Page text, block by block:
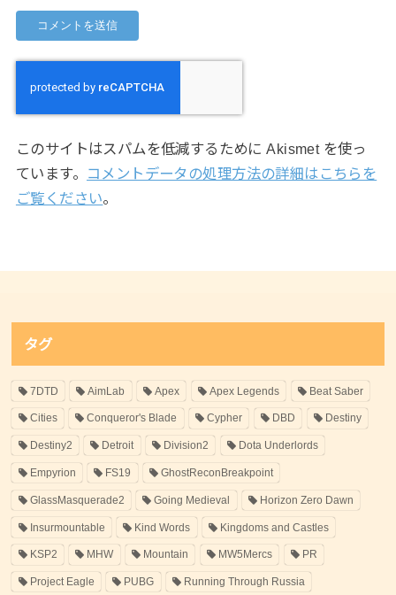
このサイトはスパムを低減するために Akismet を使っ
ています。
コメントデータの処理方法の詳細はこちらを
ご覧ください。
タグ
7DTD AimLab Apex Apex Legends Beat Saber
Cities Conqueror's Blade Cypher DBD Destiny
Destiny2 Detroit Division2 Dota Underlords
Empyrion FS19 GhostReconBreakpoint
GlassMasquerade2 Going Medieval Horizon Zero Dawn
Insurmountable Kind Words Kingdoms and Castles
KSP2 MHW Mountain MW5Mercs PR
Project Eagle PUBG Running Through Russia